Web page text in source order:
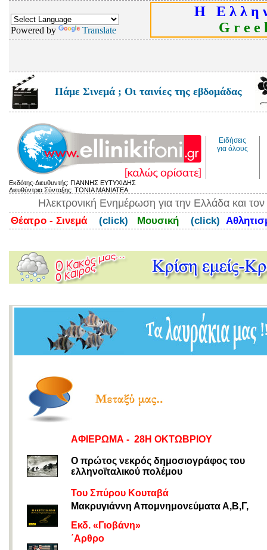
Powered by Translate
Η Ε λ λ η
G r e e
Πάμε Σινεμά ; Οι ταινίες της εβδομάδας
Ειδήσεις
για όλους
Εκδότης-Διευθυντής: ΓΙΑΝΝΗΣ ΕΥΤΥΧΙΔΗΣ
Διευθύντρια Σύνταξης: ΤΟΝΙΑ ΜΑΝΙΑΤΕΑ
Ηλεκτρονική Ενημέρωση για την Ελλάδα και
Θέατρο - Σινεμά (click) Μουσική (click)
ΑΦΙΕΡΩΜΑ - 28Η ΟΚΤΩΒΡΙΟΥ
Ο πρώτος νεκρός δημοσιογράφος του
ελληνοϊταλικού πολέμου
Του Σπύρου Κουταβά
Μακρυγιάννη Απομνημονεύματα Α,Β,Γ,
Εκδ. «Γιοβάνη»
΄Αρθρο